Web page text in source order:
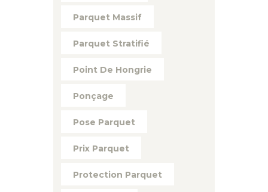
Parquet Massif
Parquet Stratifié
Point De Hongrie
Ponçage
Pose Parquet
Prix Parquet
Protection Parquet